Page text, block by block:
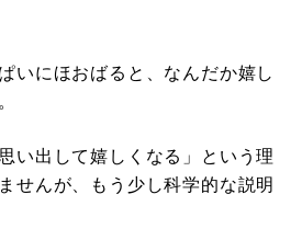
いにほおばると、なんだか嬉し
い出して嬉しくなる」という理
せんが、もう少し科学的な説明